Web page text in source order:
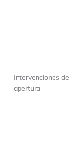
Intervenciones de
apertura